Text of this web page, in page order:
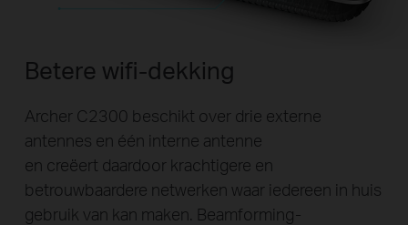
Betere wifi-dekking
Archer C2300 beschikt over drie externe
antennes en één interne antenne
en creëert daardoor krachtigere en
betrouwbaardere netwerken waar iedereen in huis
gebruik van kan maken. Beamforming-